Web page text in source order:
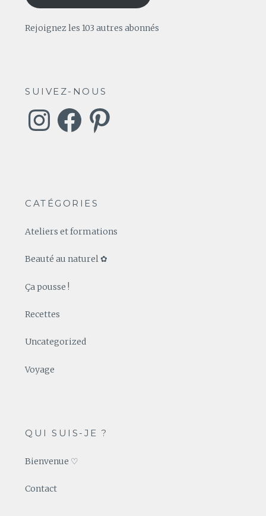
Rejoignez les 103 autres abonnés
SUIVEZ-NOUS
InstagramFacebookPinterest
CATÉGORIES
Ateliers et formations
Beauté au naturel ✿
Ça pousse !
Recettes
Uncategorized
Voyage
QUI SUIS-JE ?
Bienvenue ♡
Contact